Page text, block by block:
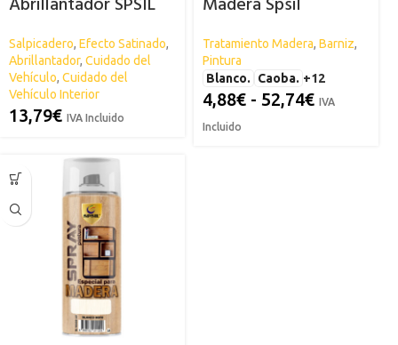
Salpicadero, Efecto Satinado,
Abrillantador, Cuidado del
Vehículo, Cuidado del
Vehículo Interior
13,79€ IVA Incluido
Tratamiento Madera, Barniz,
Pintura
Blanco.
Caoba. +12
4,88€ - 52,74€ IVA
Incluido